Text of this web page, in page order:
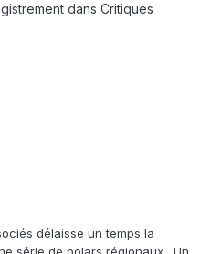
dans Critiques
délaisse un temps la